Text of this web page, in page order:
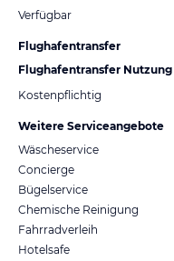
Verfügbar
Flughafentransfer
Flughafentransfer Nutzung
Kostenpflichtig
Weitere Serviceangebote
Wäscheservice
Concierge
Bügelservice
Chemische Reinigung
Fahrradverleih
Hotelsafe